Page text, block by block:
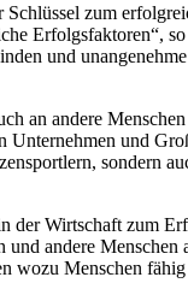
zum
Erfolgsfaktoren“,
und
an andere
Unternehmen und
sondern
der Wirtschaft zum
andere Menschen
wozu Menschen